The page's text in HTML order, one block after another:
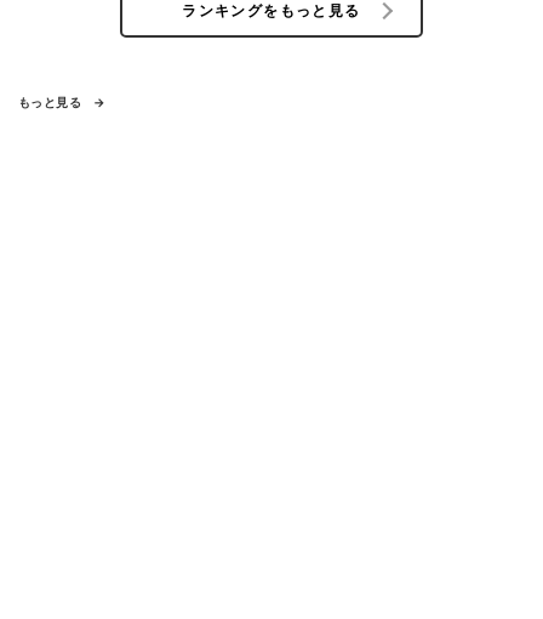
ランキングをもっと見る
もっと見る